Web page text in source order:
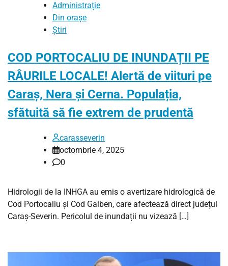
Administrație
Din orașe
Știri
COD PORTOCALIU DE INUNDAȚII PE
RÂURILE LOCALE! Alertă de viituri pe
Caraș, Nera și Cerna. Populația,
sfătuită să fie extrem de prudentă
carasseverin
octombrie 4, 2025
0
Hidrologii de la INHGA au emis o avertizare hidrologică de
Cod Portocaliu și Cod Galben, care afectează direct județul
Caraș-Severin. Pericolul de inundații nu vizează […]